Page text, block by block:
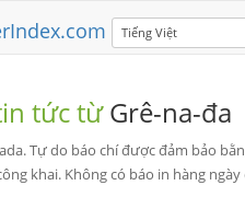
Tiếng Việt
tức từGrê-na-đa
Tự do báo chí được đảm bảo
khai. Không có báo in hàng